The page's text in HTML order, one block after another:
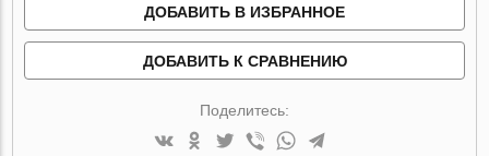
ДОБАВИТЬ В ИЗБРАННОЕ
ДОБАВИТЬ К СРАВНЕНИЮ
Поделитесь: